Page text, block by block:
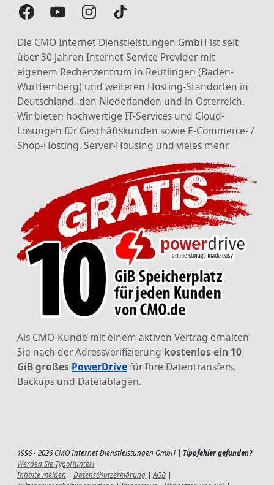
Die CMO Internet Dienstleistungen GmbH ist seit
über 30 Jahren Internet Service Provider mit
eigenem Rechenzentrum in Reutlingen (Baden-
Württemberg) und weiteren Hosting-Standorten in
Deutschland, den Niederlanden und in Österreich.
Wir bieten hochwertige IT-Services und Cloud-
Lösungen für Geschäftskunden sowie E-Commerce- /
Shop-Hosting, Server-Housing und vieles mehr.
Als CMO-Kunde mit einem aktiven Vertrag erhalten
Sie nach der Adressverifizierung kostenlos ein 10
GiB großes PowerDrivefür Ihre Datentransfers,
Backups und Dateiablagen.
1996 - 2026 CMO Internet Dienstleistungen GmbH | Tippfehler gefunden?
Werden Sie TypoHunter!
Inhalte melden
Datenschutzerklärung AGB